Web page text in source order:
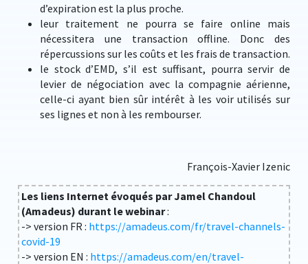
d’expiration est la plus proche.
leur traitement ne pourra se faire online mais
nécessitera une transaction offline. Donc des
répercussions sur les coûts et les frais de transaction.
le stock d’EMD, s’il est suffisant, pourra servir de
levier de négociation avec la compagnie aérienne,
celle-ci ayant bien sûr intérêt à les voir utilisés sur
ses lignes et non à les rembourser.
François-Xavier Izenic
Les liens Internet évoqués par Jamel Chandoul
(Amadeus) durant le webinar:
-> version FR : https://amadeus.com/fr/travel-channels-
covid-19
-> version EN : https://amadeus.com/en/travel-